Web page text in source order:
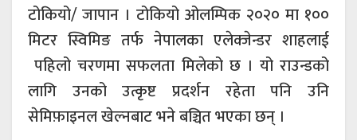
टोकियो/ जापान । टोकियो ओलम्पिक २०२० मा १००
मिटर स्विमिङ तर्फ नेपालका एलेक्जेन्डर शाहलाई
पहिलो चरणमा सफलता मिलेको छ । यो राउन्डको
लागि उनको उत्कृष्ट प्रदर्शन रहेता पनि उनि
सेमिफ़ाइनल खेल्नबाट भने बञ्चित भएका छन् ।